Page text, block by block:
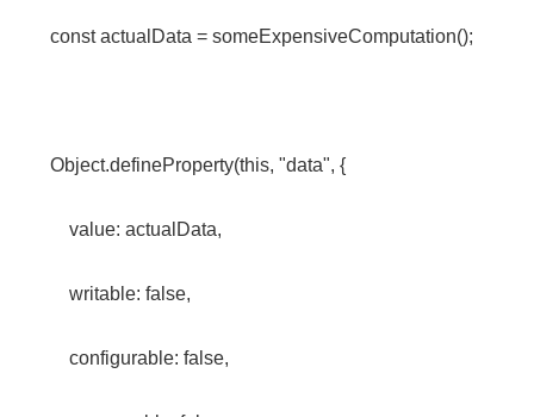
const actualData = someExpensiveComputation();
Object.defineProperty(this, "data", {
value: actualData,
writable: false,
configurable: false,